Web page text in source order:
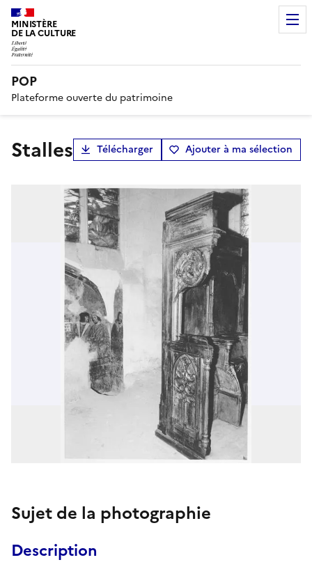
MINISTÈRE
DE LA CULTURE
POP
Plateforme ouverte du patrimoine
stalles Télécharger Ajouter à ma sélection
Sujet de la photographie
Description